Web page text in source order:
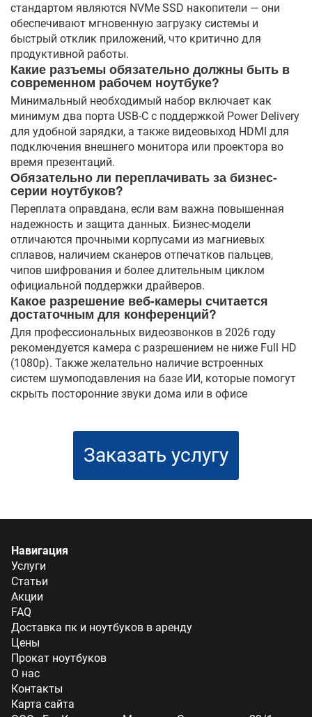
стандартом являются NVMe SSD накопители — они
обеспечивают мгновенную загрузку системы и
быстрый отклик приложений, что критично для
продуктивной работы.
Какие разъемы обязательно должны быть в
современном рабочем ноутбуке?
Минимальный необходимый набор включает как
минимум два порта USB-C с поддержкой Power Delivery
для удобной зарядки, а также видеовыход HDMI для
подключения внешнего монитора или проектора во
время презентаций.
Обязательно ли переплачивать за бизнес-
серии ноутбуков?
Переплата оправдана, если вам важна повышенная
надежность и защита данных. Бизнес-модели
отличаются прочными корпусами из магниевых
сплавов, наличием сканеров отпечатков пальцев,
чипов шифрования и более длительным циклом
официальной поддержки драйверов.
Какое разрешение веб-камеры считается
достаточным для конференций?
Для профессиональных видеозвонков в 2026 году
рекомендуется камера с разрешением не ниже Full HD
(1080p). Также желательно наличие встроенных
систем шумоподавления на базе ИИ, которые помогут
скрыть посторонние звуки дома или в офисе
Заказать услугу
Навигация
Услуги
Статьи
Акции
FAQ
Доставка пк и ноутбуков в аренду
Цены
Прокат ноутбуков
О нас
Контакты
Карта сайта